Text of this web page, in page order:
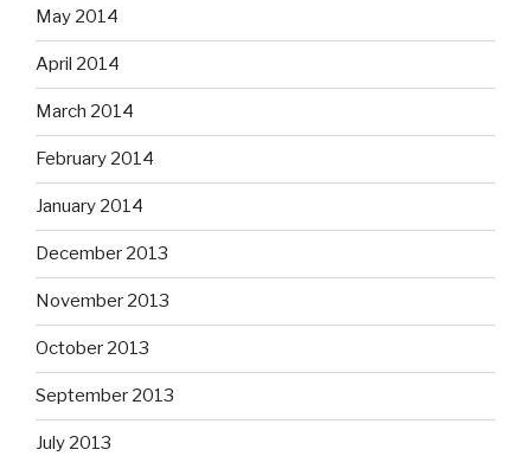
May 2014
April 2014
March 2014
February 2014
January 2014
December 2013
November 2013
October 2013
September 2013
July 2013